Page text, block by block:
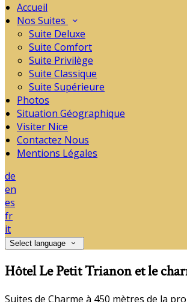
Accueil
Nos Suites
Suite Deluxe
Suite Comfort
Suite Privilège
Suite Classique
Suite Supérieure
Photos
Situation Géographique
Visiter Nice
Contactez Nous
Mentions Légales
de
en
es
fr
it
Select language
Hôtel Le Petit Trianon et le
Suites de Charme à 450 mètres de la